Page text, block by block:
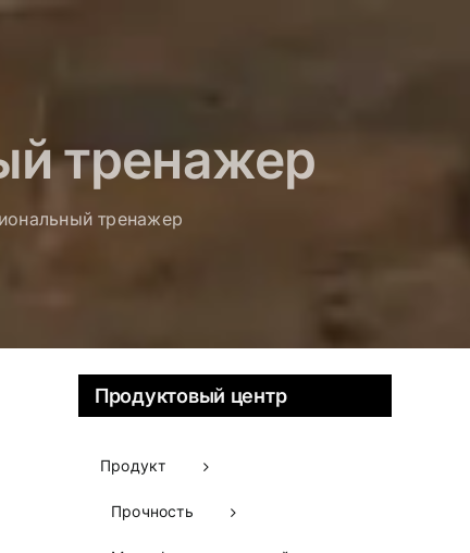
тренажер
тренажер
Продуктовый центр
Продукт
Прочность